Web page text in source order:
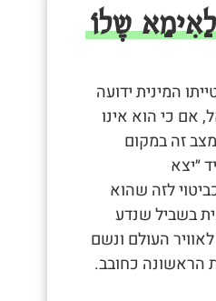
שֶלוֹ
המינית ידועה
אם כי הוא אינו
זה במקום
״יצא
לזה שהוא
בשביל שנדע
העולם ונשם
הראשונה כחובב.